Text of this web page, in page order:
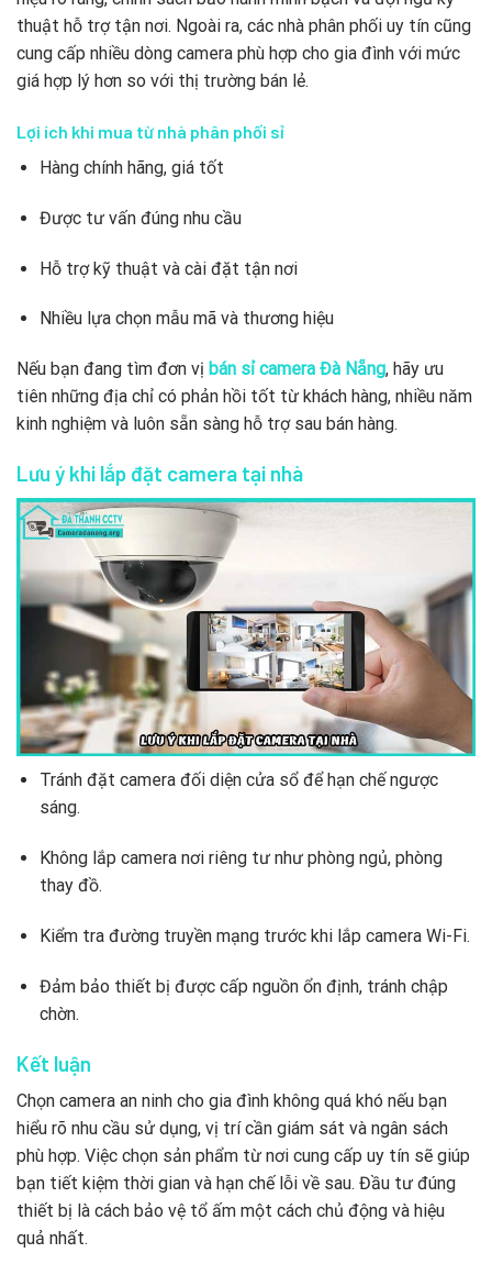
thuật hỗ trợ tận nơi. Ngoài ra, các nhà phân phối uy tín cũng
cung cấp nhiều dòng camera phù hợp cho gia đình với mức
giá hợp lý hơn so với thị trường bán lẻ.
Lợi ích khi mua từ nhà phân phối sỉ
Hàng chính hãng, giá tốt
Được tư vấn đúng nhu cầu
Hỗ trợ kỹ thuật và cài đặt tận nơi
Nhiều lựa chọn mẫu mã và thương hiệu
Nếu bạn đang tìm đơn vị bán sỉ camera Đà Nẵng, hãy ưu
tiên những địa chỉ có phản hồi tốt từ khách hàng, nhiều năm
kinh nghiệm và luôn sẵn sàng hỗ trợ sau bán hàng.
Lưu ý khi lắp đặt camera tại nhà
Tránh đặt camera đối diện cửa sổ để hạn chế ngược
sáng.
Không lắp camera nơi riêng tư như phòng ngủ, phòng
thay đồ.
Kiểm tra đường truyền mạng trước khi lắp camera Wi-Fi.
Đảm bảo thiết bị được cấp nguồn ổn định, tránh chập
chờn.
Kết luận
Chọn camera an ninh cho gia đình không quá khó nếu bạn
hiểu rõ nhu cầu sử dụng, vị trí cần giám sát và ngân sách
phù hợp. Việc chọn sản phẩm từ nơi cung cấp uy tín sẽ giúp
bạn tiết kiệm thời gian và hạn chế lỗi về sau. Đầu tư đúng
thiết bị là cách bảo vệ tổ ấm một cách chủ động và hiệu
quả nhất.